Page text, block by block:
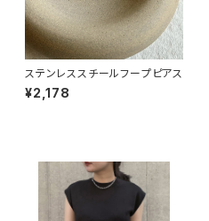
ステンレススチールフープピアス
¥2,178